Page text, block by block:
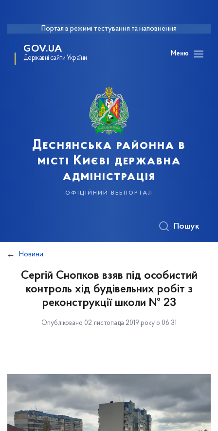
Портал в режимі тестування та наповнення
GOV.UA
Державні сайти України
Меню
Деснянська районна в
місті Києві державна
адміністрація
офіційний вебпортал
Пошук
Новини
Сергій Снопков взяв під особистий
контроль хід будівельних робіт з
реконструкції школи № 23
Опубліковано 02 листопада 2019 року о 06:31